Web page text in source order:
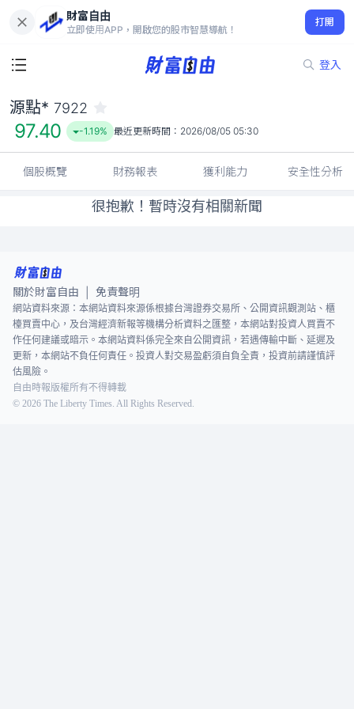
財富自由
立即使用APP，開啟您的股市智慧導航！
打開
登入
97.40
-1.19%
源點* 7922
97.40 -1.19% 最近更新時間： 2026/08/05 05:30
個股概覽 財務報表 獲利能力 安全性分析
很抱歉！暫時沒有相關新聞
關於財富自由 免責聲明
網站資料來源：本網站資料來源係根據台灣證券交易所、公開資訊觀測站、櫃
檯買賣中心，及台灣經濟新報等機構分析資料之匯整，本網站對投資人買賣不
作任何建議或暗示。本網站資料係完全來自公開資訊，若遇傳輸中斷、延遲及
更新，本網站不負任何責任。投資人對交易盈虧須自負全責，投資前請謹慎評
估風險。
自由時報版權所有不得轉載
© 2026 The Liberty Times. All Rights Reserved.